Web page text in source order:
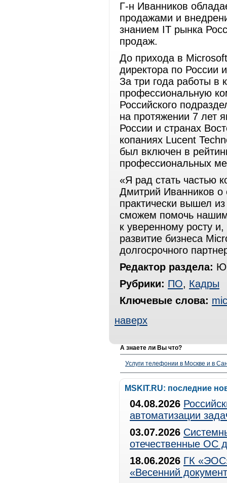
Г-н Иванников
продажами и
знанием IT рынка
продаж.
До прихода в
директора по России
За три года работы в
профессиональную
Российского
на протяжении 7 лет
России и странах
копаниях Lucent
был включен в
профессиональных
«Я рад стать частью
Дмитрий Иванников о
практически вышел
сможем помочь
к уверенному росту
развитие бизнеса
долгосрочного
Редактор раздела:
Рубрики: ПО, Кадры
Ключевые слова:
наверх
А знаете ли Вы что?
Услуги телефонии в Москве и в
MSKIT.RU: последние
04.08.2026
автоматизации
03.07.2026
отечественные ОС
18.06.2026 ГК
«Весенний